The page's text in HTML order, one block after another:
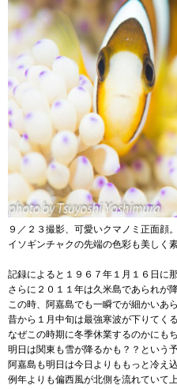
９／２３撮影、可愛いクマノミ正面顔。
イソギンチャクの先端の色彩も美しく
記録によると１９６７年１月１６日に
さらに２０１１年は久米島であられが降
この時、阿嘉島でも一瞬でが細かいあ
昔から１月中旬は最強寒波が下りてく
なぜこの時期に冬季休業するのかにも
明日は関東も雪が降るかも？？という予
阿嘉島も明日は今日よりももっと冷え
例年よりも偏西風が北側を流れていて